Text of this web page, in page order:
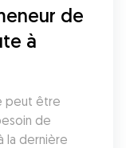
de
à
peut être
de
la dernière